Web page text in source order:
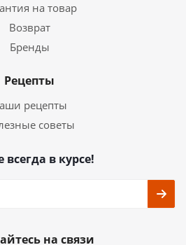
на товар
Возврат
Бренды
Рецепты
рецепты
советы
всегда в курсе!
на связи